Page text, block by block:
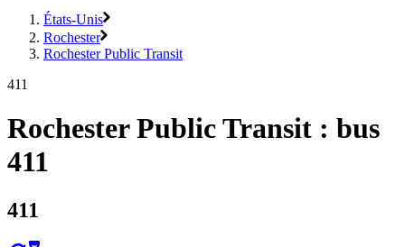
États-Unis
Rochester
Rochester Public Transit
411
Rochester Public Transit : bus
411
411